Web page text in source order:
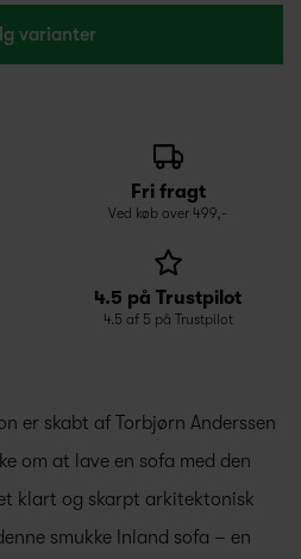
varianter
Fri fragt
Ved køb over 499,-
4.5 på Trustpilot
4.5 af 5 på Trustpilot
er skabt af Torbjørn Anderssen
om at lave en sofa med den
klart og skarpt arkitektonisk
smukke Inland sofa – en